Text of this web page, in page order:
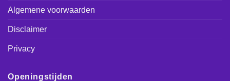
Algemene voorwaarden
Disclaimer
Privacy
Openingstijden